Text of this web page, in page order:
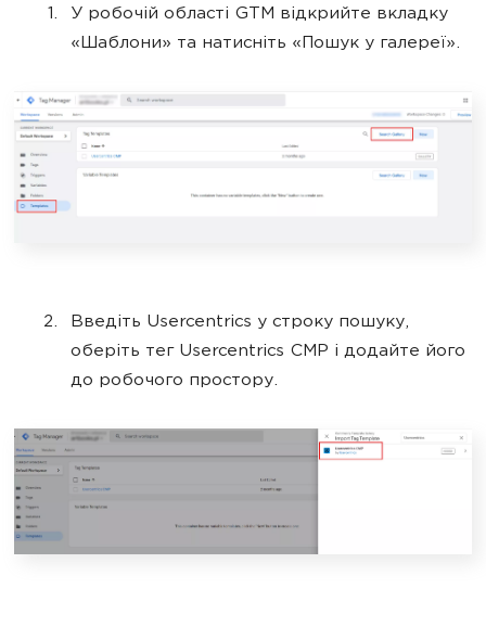
У робочій області GTM відкрийте вкладку
«Шаблони» та натисніть «Пошук у галереї».
Введіть Usercentrics у строку пошуку,
оберіть тег Usercentrics CMP і додайте його
до робочого простору.